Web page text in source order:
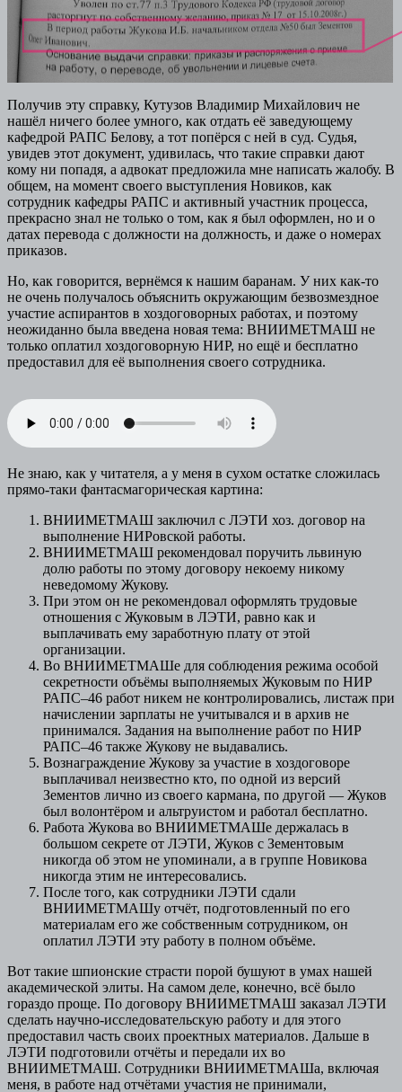
Получив эту справку, Кутузов Владимир Михайлович не
нашёл ничего более умного, как отдать её заведующему
кафедрой РАПС Белову, а тот попёрся с ней в суд. Судья,
увидев этот документ, удивилась, что такие справки дают
кому ни попадя, а адвокат предложила мне написать жалобу. В
общем, на момент своего выступления Новиков, как
сотрудник кафедры РАПС и активный участник процесса,
прекрасно знал не только о том, как я был оформлен, но и о
датах перевода с должности на должность, и даже о номерах
приказов.
Но, как говорится, вернёмся к нашим баранам. У них как-то
не очень получалось объяснить окружающим безвозмездное
участие аспирантов в хоздоговорных работах, и поэтому
неожиданно была введена новая тема: ВНИИМЕТМАШ не
только оплатил хоздоговорную НИР, но ещё и бесплатно
предоставил для её выполнения своего сотрудника.
Не знаю, как у читателя, а у меня в сухом остатке сложилась
прямо-таки фантасмагорическая картина:
ВНИИМЕТМАШ заключил с ЛЭТИ хоз. договор на
выполнение НИРовской работы.
ВНИИМЕТМАШ рекомендовал поручить львиную
долю работы по этому договору некоему никому
неведомому Жукову.
При этом он не рекомендовал оформлять трудовые
отношения с Жуковым в ЛЭТИ, равно как и
выплачивать ему заработную плату от этой
организации.
Во ВНИИМЕТМАШе для соблюдения режима особой
секретности объёмы выполняемых Жуковым по НИР
РАПС–46 работ никем не контролировались, листаж при
начислении зарплаты не учитывался и в архив не
принимался. Задания на выполнение работ по НИР
РАПС–46 также Жукову не выдавались.
Вознаграждение Жукову за участие в хоздоговоре
выплачивал неизвестно кто, по одной из версий
Зементов лично из своего кармана, по другой — Жуков
был волонтёром и альтруистом и работал бесплатно.
Работа Жукова во ВНИИМЕТМАШе держалась в
большом секрете от ЛЭТИ, Жуков с Зементовым
никогда об этом не упоминали, а в группе Новикова
никогда этим не интересовались.
После того, как сотрудники ЛЭТИ сдали
ВНИИМЕТМАШу отчёт, подготовленный по его
материалам его же собственным сотрудником, он
оплатил ЛЭТИ эту работу в полном объёме.
Вот такие шпионские страсти порой бушуют в умах нашей
академической элиты. На самом деле, конечно, всё было
гораздо проще. По договору ВНИИМЕТМАШ заказал ЛЭТИ
сделать научно-исследовательскую работу и для этого
предоставил часть своих проектных материалов. Дальше в
ЛЭТИ подготовили отчёты и передали их во
ВНИИМЕТМАШ. Сотрудники ВНИИМЕТМАШа, включая
меня, в работе над отчётами участия не принимали,